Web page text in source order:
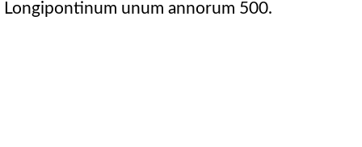
Longipontinum unum annorum 500.